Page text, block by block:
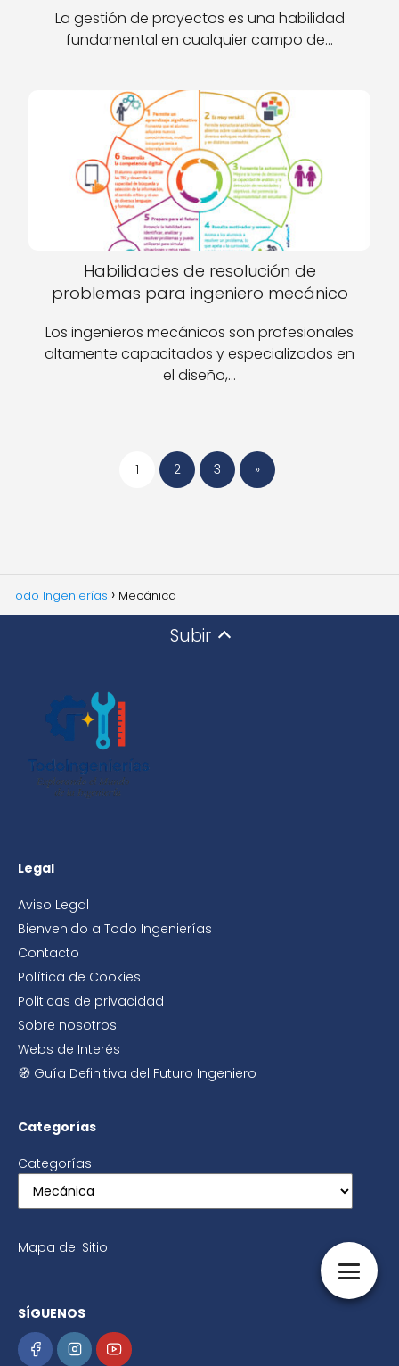
La gestión de proyectos es una habilidad
fundamental en cualquier campo de…
Habilidades de resolución de
problemas para ingeniero mecánico
Los ingenieros mecánicos son profesionales
altamente capacitados y especializados en
el diseño,…
1 2 3 »
Todo Ingenierías Mecánica
Subir
Legal
Aviso Legal
Bienvenido a Todo Ingenierías
Contacto
Política de Cookies
Politicas de privacidad
Sobre nosotros
Webs de Interés
🧭 Guía Definitiva del Futuro Ingeniero
Categorías
Categorías
Mapa del Sitio
SÍGUENOS